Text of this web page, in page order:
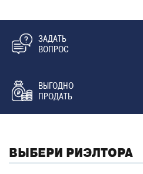
ЗАДАТЬ
ВОПРОС
ВЫГОДНО
ПРОДАТЬ
ВЫБЕРИ РИЭЛТОРА